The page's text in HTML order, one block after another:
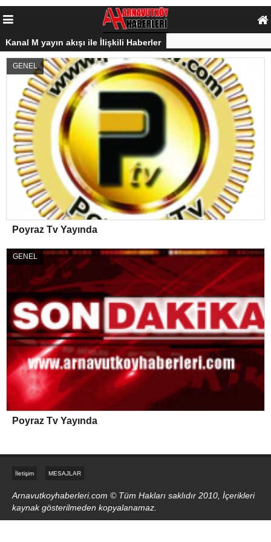
Kanal M yayın akışı ile İlişkili Haberler
GENEL
Poyraz Tv Yayında
GENEL
Poyraz Tv Yayında
İletişim MESAJLAR
Arnavutkoyhaberleri.com © Tüm Hakları saklıdır 2010, İçerikleri
kaynak gösterilmeden kopyalanamaz.